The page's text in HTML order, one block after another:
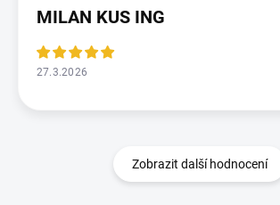
MILAN KUS ING
27.3.2026
Zobrazit další hodnocení